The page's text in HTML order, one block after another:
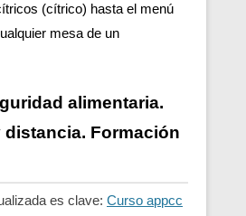
(cítrico) hasta el menú
mesa de un
alimentaria.
distancia. Formación
es clave: Curso appcc